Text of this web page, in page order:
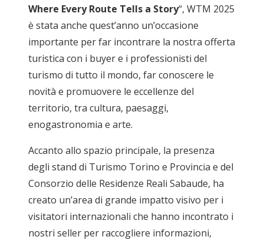
Where Every Route Tells a Story“, WTM 2025
è stata anche quest’anno un’occasione
importante per far incontrare la nostra offerta
turistica con i buyer e i professionisti del
turismo di tutto il mondo, far conoscere le
novità e promuovere le eccellenze del
territorio, tra cultura, paesaggi,
enogastronomia e arte.
Accanto allo spazio principale, la presenza
degli stand di Turismo Torino e Provincia e del
Consorzio delle Residenze Reali Sabaude, ha
creato un’area di grande impatto visivo per i
visitatori internazionali che hanno incontrato i
nostri seller per raccogliere informazioni,